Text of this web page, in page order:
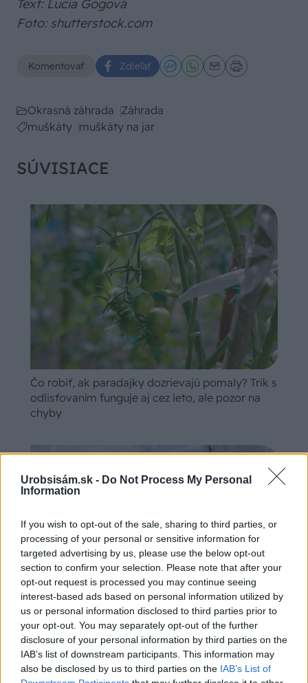
Urobsisám.sk - Do Not Process My Personal
Information
If you wish to opt-out of the sale, sharing to third parties, or
processing of your personal or sensitive information for
targeted advertising by us, please use the below opt-out
section to confirm your selection. Please note that after your
opt-out request is processed you may continue seeing
interest-based ads based on personal information utilized by
us or personal information disclosed to third parties prior to
your opt-out. You may separately opt-out of the further
disclosure of your personal information by third parties on the
IAB’s list of downstream participants. This information may
also be disclosed by us to third parties on the IAB’s List of
Text: Lucia Gogová
Foto: shutterstock.com
Komentovať Zdieľať
Okrasná záhrada Záhrada
muškáty muškáty na jar
SÚVISIACE
Čo robiť, ak paradajky dozrievajú pomaly? Trik s
odlisťovaním funguje aj cez leto, ale pozor na
chyby
Chystáte sa zatepľovať alebo meniť kotol?
Návod, ako v nových dotačných výzvach
neprísť o tisíce eur